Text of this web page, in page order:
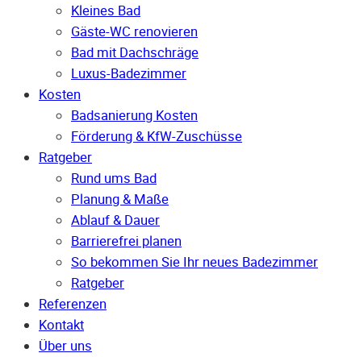
Kleines Bad
Gäste-WC renovieren
Bad mit Dachschräge
Luxus-Badezimmer
Kosten
Badsanierung Kosten
Förderung & KfW-Zuschüsse
Ratgeber
Rund ums Bad
Planung & Maße
Ablauf & Dauer
Barrierefrei planen
So bekommen Sie Ihr neues Badezimmer
Ratgeber
Referenzen
Kontakt
Über uns